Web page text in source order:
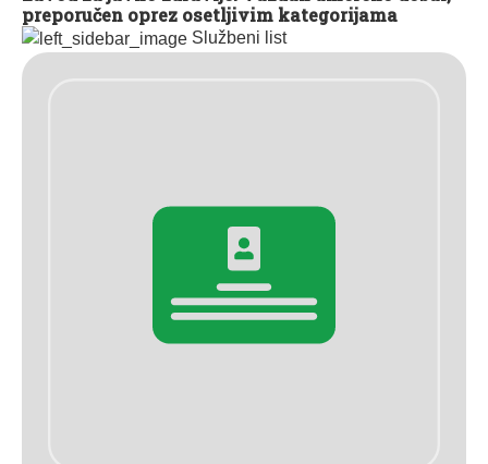
Službeni list
preporučen oprez osetljivim kategorijama